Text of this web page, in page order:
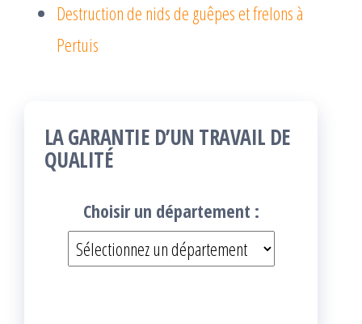
Destruction de nids de guêpes et frelons à
Pertuis
LA GARANTIE D’UN TRAVAIL DE
QUALITÉ
Choisir un département :